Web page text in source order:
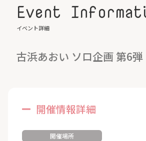
Event
イベント詳細
古浜あおい ソロ企画 第6弾
開催情報詳細
開催場所